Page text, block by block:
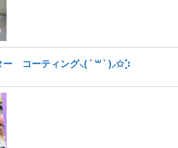
コーティング⸜( ´ ꒳ ` )⸝✩︎⡱